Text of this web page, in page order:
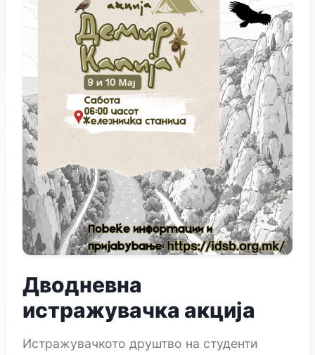
Дводневна
истражувачка акција
Истражувачкото друштво на студенти